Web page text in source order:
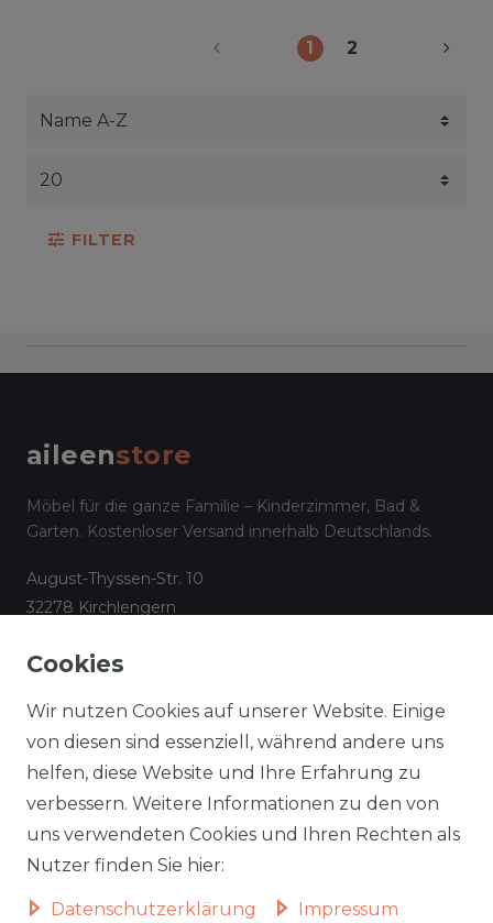
1 2
FILTER
aileenstore
Möbel für die ganze Familie – Kinderzimmer, Bad &
Garten. Kostenloser Versand innerhalb Deutschlands.
August-Thyssen-Str. 10
32278 Kirchlengern
✉info@aileenstore.de
Lieferzeiten
Zahlungsarten
Widerrufsformular
Informationen zu Elektro-
Impressum
AGB
Datenschutz
Vertrag widerrufen
Cookies
Wir nutzen Cookies auf unserer Website. Einige
von diesen sind essenziell, während andere uns
helfen, diese Website und Ihre Erfahrung zu
verbessern. Weitere Informationen zu den von
uns verwendeten Cookies und Ihren Rechten als
Nutzer finden Sie hier:
Daten­schutz­erklärung Impressum